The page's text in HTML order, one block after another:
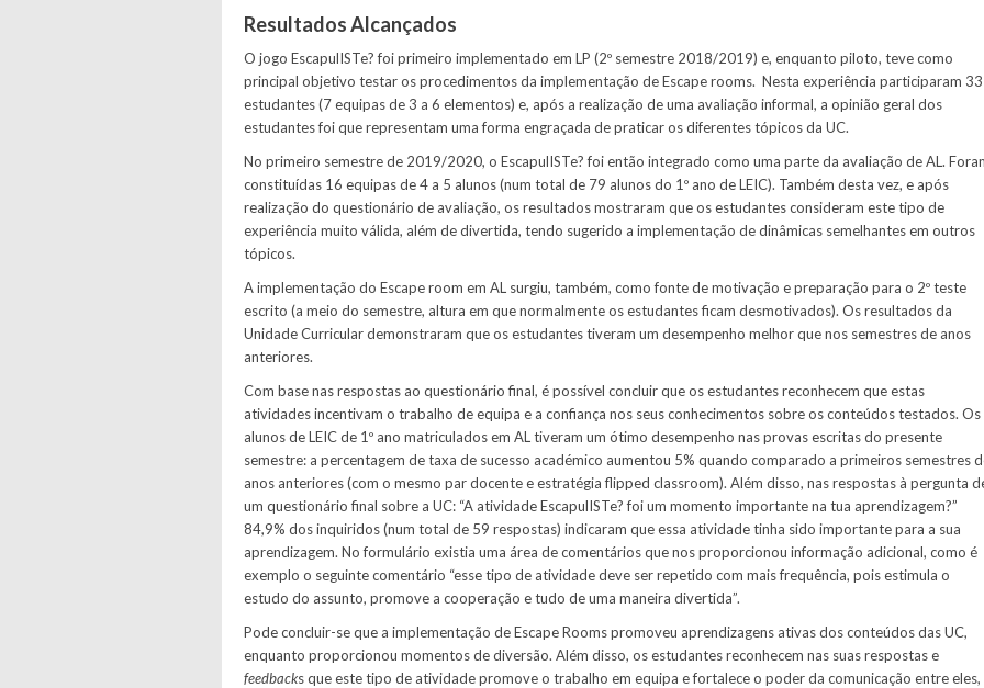
Resultados Alcançados
O jogo EscapulISTe? foi primeiro implementado em LP (2º semestre 2018/2019) e, enquanto piloto, teve como
principal objetivo testar os procedimentos da implementação de Escape rooms. Nesta experiência participaram 33
estudantes (7 equipas de 3 a 6 elementos) e, após a realização de uma avaliação informal, a opinião geral dos
estudantes foi que representam uma forma engraçada de praticar os diferentes tópicos da UC.
No primeiro semestre de 2019/2020, o EscapulISTe? foi então integrado como uma parte da avaliação de AL.
constituídas 16 equipas de 4 a 5 alunos (num total de 79 alunos do 1º ano de LEIC). Também desta vez, e após
realização do questionário de avaliação, os resultados mostraram que os estudantes consideram este tipo de
experiência muito válida, além de divertida, tendo sugerido a implementação de dinâmicas semelhantes em outros
tópicos.
A implementação do Escape room em AL surgiu, também, como fonte de motivação e preparação para o 2º teste
escrito (a meio do semestre, altura em que normalmente os estudantes ficam desmotivados). Os resultados da
Unidade Curricular demonstraram que os estudantes tiveram um desempenho melhor que nos semestres de anos
anteriores.
Com base nas respostas ao questionário final, é possível concluir que os estudantes reconhecem que estas
atividades incentivam o trabalho de equipa e a confiança nos seus conhecimentos sobre os conteúdos testados. Os
alunos de LEIC de 1º ano matriculados em AL tiveram um ótimo desempenho nas provas escritas do presente
semestre: a percentagem de taxa de sucesso académico aumentou 5% quando comparado a primeiros semestres
anos anteriores (com o mesmo par docente e estratégia flipped classroom). Além disso, nas respostas à pergunta
um questionário final sobre a UC: “A atividade EscapulISTe? foi um momento importante na tua aprendizagem?”
84,9% dos inquiridos (num total de 59 respostas) indicaram que essa atividade tinha sido importante para a sua
aprendizagem. No formulário existia uma área de comentários que nos proporcionou informação adicional, como é
exemplo o seguinte comentário “esse tipo de atividade deve ser repetido com mais frequência, pois estimula o
estudo do assunto, promove a cooperação e tudo de uma maneira divertida”.
Pode concluir-se que a implementação de Escape Rooms promoveu aprendizagens ativas dos conteúdos das UC,
enquanto proporcionou momentos de diversão. Além disso, os estudantes reconhecem nas suas respostas e
feedbacks que este tipo de atividade promove o trabalho em equipa e fortalece o poder da comunicação entre eles,